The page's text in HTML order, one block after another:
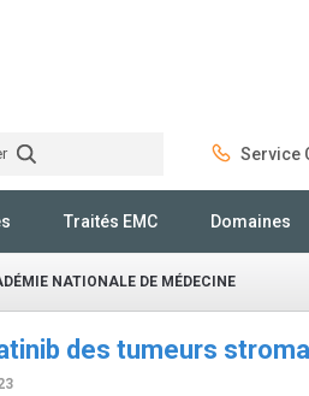
Service
Traités EMC Domaines
NATIONALE DE MÉDECINE
des tumeurs